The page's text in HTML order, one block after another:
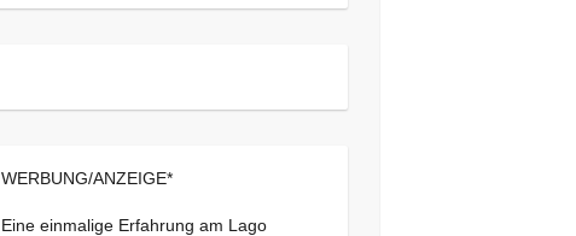
WERBUNG/ANZEIGE*
Eine einmalige Erfahrung am Lago